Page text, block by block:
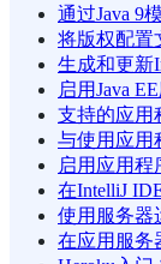
通过Java 9
将版权配置
生成和更新
启用Java
支持的应用
与使用应用
启用应用
在IntelliJ
使用服务器
在应用服务